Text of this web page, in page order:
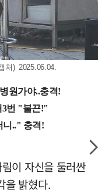
) 2025.06.04.
이 자신을 둘러싼
을 밝혔다.